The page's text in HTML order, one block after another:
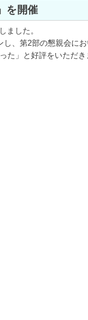
を開催
ました。
、第2部の懇親会に
た」と好評をいただき